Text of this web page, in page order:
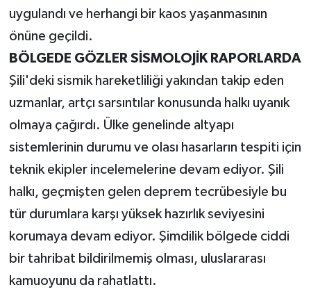
uygulandı ve herhangi bir kaos yaşanmasının
önüne geçildi.
BÖLGEDE GÖZLER SİSMOLOJİK RAPORLARDA
Şili'deki sismik hareketliliği yakından takip eden
uzmanlar, artçı sarsıntılar konusunda halkı uyanık
olmaya çağırdı. Ülke genelinde altyapı
sistemlerinin durumu ve olası hasarların tespiti için
teknik ekipler incelemelerine devam ediyor. Şili
halkı, geçmişten gelen deprem tecrübesiyle bu
tür durumlara karşı yüksek hazırlık seviyesini
korumaya devam ediyor. Şimdilik bölgede ciddi
bir tahribat bildirilmemiş olması, uluslararası
kamuoyunu da rahatlattı.